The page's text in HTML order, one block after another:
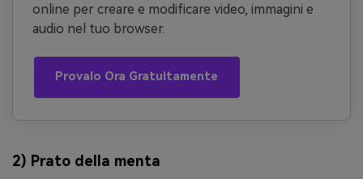
online per creare e modificare video, immagini e
audio nel tuo browser.
Provalo Ora Gratuitamente
2) Prato della menta